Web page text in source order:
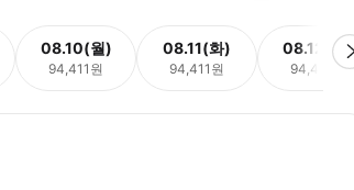
08.10(월)
94,411원
08.11(화)
94,411원
08.12(수)
94,411원